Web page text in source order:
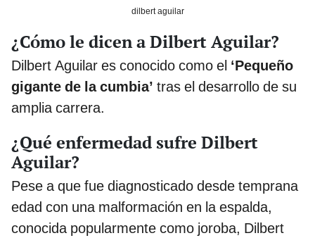
dilbert aguilar
¿Cómo le dicen a Dilbert Aguilar?
Dilbert Aguilar es conocido como el ‘Pequeño
gigante de la cumbia’ tras el desarrollo de su
amplia carrera.
¿Qué enfermedad sufre Dilbert
Aguilar?
Pese a que fue diagnosticado desde temprana
edad con una malformación en la espalda,
conocida popularmente como joroba, Dilbert